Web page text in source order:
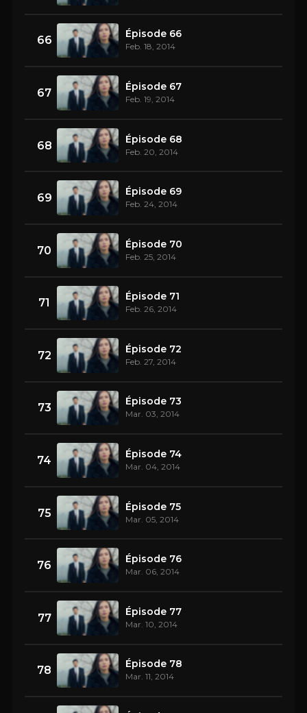
66 Épisode 66
Feb. 18, 2014
67 Épisode 67
Feb. 19, 2014
68 Épisode 68
Feb. 20, 2014
69 Épisode 69
Feb. 24, 2014
70 Épisode 70
Feb. 25, 2014
71 Épisode 71
Feb. 26, 2014
72 Épisode 72
Feb. 27, 2014
73 Épisode 73
Mar. 03, 2014
74 Épisode 74
Mar. 04, 2014
75 Épisode 75
Mar. 05, 2014
76 Épisode 76
Mar. 06, 2014
77 Épisode 77
Mar. 10, 2014
78 Épisode 78
Mar. 11, 2014